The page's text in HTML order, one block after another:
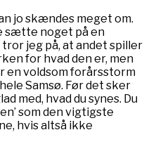
jo skændes meget om.
sætte noget på en
jeg på, at andet spiller
for hvad den er, men
en voldsom forårsstorm
Samsø. Før det sker
med, hvad du synes. Du
som den vigtigste
hvis altså ikke